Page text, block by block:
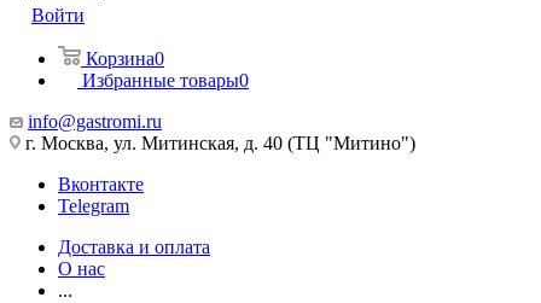
Войти
Корзина0
Избранные товары0
info@gastromi.ru
г. Москва, ул. Митинская, д. 40 (ТЦ "Митино")
Вконтакте
Telegram
Доставка и оплата
О нас
...